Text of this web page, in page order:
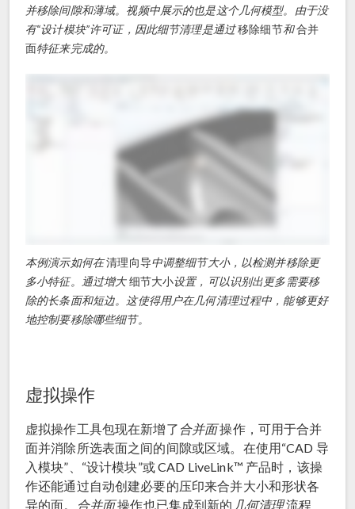
并移除间隙和薄域。视频中展示的也是这个几何模型。由于没
有“设计模块”许可证，因此细节清理是通过移除细节和合并
面特征来完成的。
本例演示如何在清理向导中调整细节大小，以检测并移除更
多小特征。通过增大细节大小设置，可以识别出更多需要移
除的长条面和短边。这使得用户在几何清理过程中，能够更好
地控制要移除哪些细节。
虚拟操作
虚拟操作工具包现在新增了 合并面操作，可用于合并
面并消除所选表面之间的间隙或区域。在使用“CAD 导
入模块”、“设计模块”或 CAD LiveLink™ 产品时，该操
作还能通过自动创建必要的压印来合并大小和形状各
异的面。
合并面操作也已集成到新的 几何清理流程